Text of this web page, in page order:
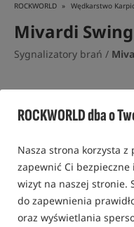
ROCKWORLD dba o
Nasza strona korzysta
zapewnić Ci
wizyt na naszej stronie.
do zapewnienia
oraz wyświetlania
ROCKWORLD Wędkarstwo
Mivardi
Sygnalizatory brań /